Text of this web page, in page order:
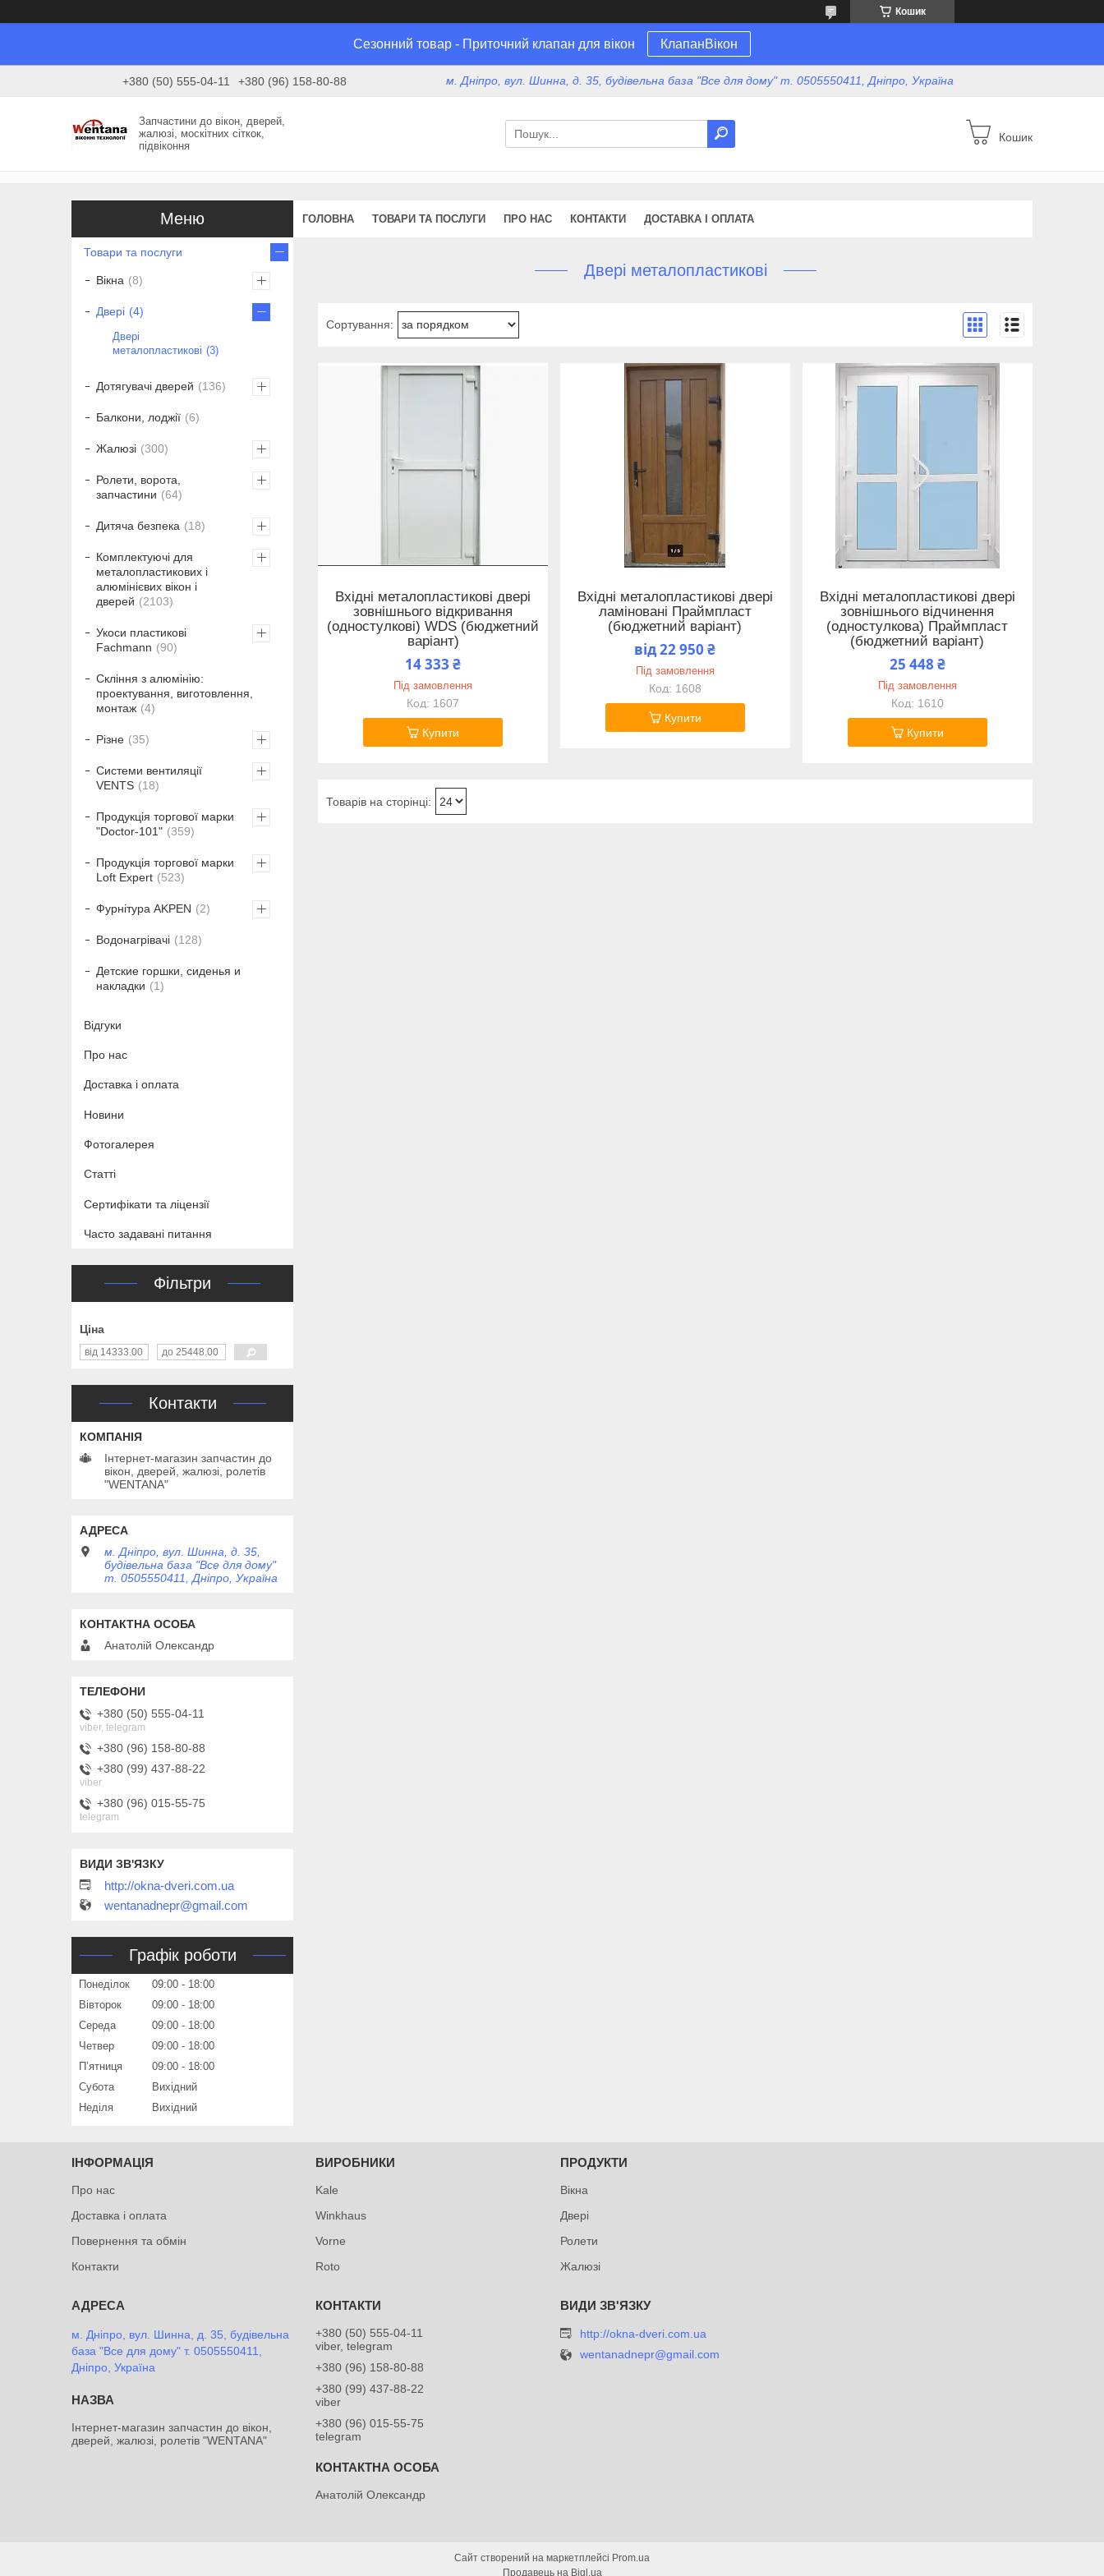
Кошик
Сезонний товар - Приточний клапан для вікон КлапанВікон
+380 (50) 555-04-11 +380 (96) 158-80-88 м. Дніпро, вул. Шинна, д. 35, будівельна база "Все для дому" т. 0505550411, Дніпро, Україна
Запчастини до вікон, дверей,
жалюзі, москітних сіткок,
підвіконня
Кошик
ГОЛОВНА ТОВАРИ ТА ПОСЛУГИ ПРО НАС КОНТАКТИ ДОСТАВКА І ОПЛАТА
Двері металопластикові
Вхідні металопластикові двері
зовнішнього відкривання
(одностулкові) WDS (бюджетний
варіант)
14 333 ₴
Під замовлення
1607
Купити
Вхідні металопластикові двері
ламіновані Праймпласт
(бюджетний варіант)
від 22 950 ₴
Під замовлення
1608
Купити
Вхідні металопластикові двері
зовнішнього відчинення
(одностулкова) Праймпласт
(бюджетний варіант)
25 448 ₴
Під замовлення
1610
Купити
Товари та послуги
Вікна 8
Двері 4
Двері
металопластикові
3
Дотягувачі дверей 136
Балкони, лоджії 6
Жалюзі 300
Ролети, ворота,
запчастини
64
Дитяча безпека 18
Комплектуючі для
металопластикових і
алюмінієвих вікон і
дверей
2103
Укоси пластикові
Fachmann
90
Скління з алюмінію:
проектування, виготовлення,
монтаж
4
Різне 35
Системи вентиляції
VENTS
18
Продукція торгової марки
"Doctor-101"
359
Продукція торгової марки
Loft Expert
523
Фурнітура AKPEN 2
Водонагрівачі 128
Детские горшки, сиденья и
накладки
1
Відгуки
Про нас
Доставка і оплата
Новини
Фотогалерея
Статті
Сертифікати та ліцензії
Часто задавані питання
Фільтри
Ціна
Контакти
Інтернет-магазин запчастин до
вікон, дверей, жалюзі, ролетів
"WENTANA"
м. Дніпро, вул. Шинна, д. 35,
будівельна база "Все для дому"
т. 0505550411, Дніпро, Україна
Анатолій Олександр
+380 (50) 555-04-11
viber, telegram
+380 (96) 158-80-88
+380 (99) 437-88-22
viber
+380 (96) 015-55-75
telegram
http://okna-dveri.com.ua
wentanadnepr@gmail.com
Графік роботи
Понеділок 09:00
18:00
Вівторок
09:00
18:00
Середа
09:00
18:00
Четвер
09:00
18:00
Пʼятниця
09:00
18:00
Субота
Вихідний
Неділя
Вихідний
ІНФОРМАЦІЯ
Про нас
Доставка і оплата
Повернення та обмін
Контакти
ВИРОБНИКИ
Kale
Winkhaus
Vorne
Roto
ПРОДУКТИ
Вікна
Двері
Ролети
Жалюзі
м. Дніпро, вул. Шинна, д. 35, будівельна
база "Все для дому" т. 0505550411,
Дніпро, Україна
Інтернет-магазин запчастин до вікон,
дверей, жалюзі, ролетів "WENTANA"
+380 (50) 555-04-11
viber, telegram
+380 (96) 158-80-88
+380 (99) 437-88-22
viber
+380 (96) 015-55-75
telegram
Анатолій Олександр
http://okna-dveri.com.ua
wentanadnepr@gmail.com
Сайт створений на маркетплейсі Prom.ua
Продавець на Bigl.ua